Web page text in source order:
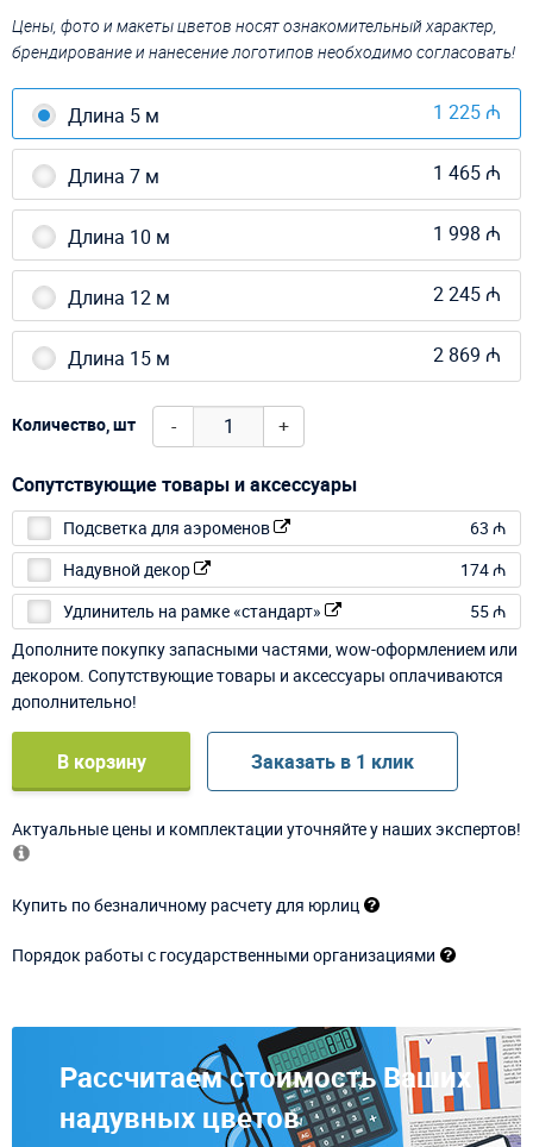
Цены, фото и макеты цветов носят ознакомительный характер,
брендирование и нанесение логотипов необходимо согласовать!
Длина 5 м 1 225 ₼
Длина 7 м 1 465 ₼
Длина 10 м 1 998 ₼
Длина 12 м 2 245 ₼
Длина 15 м 2 869 ₼
Количество, шт - +
Сопутствующие товары и аксессуары
Подсветка для аэроменов
63 ₼
Надувной декор
174 ₼
Удлинитель на рамке «стандарт»
55 ₼
Дополните покупку запасными частями, wow-оформлением или
декором. Сопутствующие товары и аксессуары оплачиваются
дополнительно!
В корзину Заказать в 1 клик
Актуальные цены и комплектации уточняйте у наших экспертов!
Купить по безналичному расчету для юрлиц
Порядок работы с государственными организациями
Рассчитаем стоимость Ваших
надувных цветов